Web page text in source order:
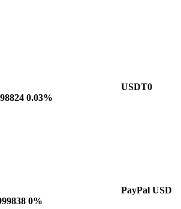
USDT0
0.03%
PayPal USD
0%